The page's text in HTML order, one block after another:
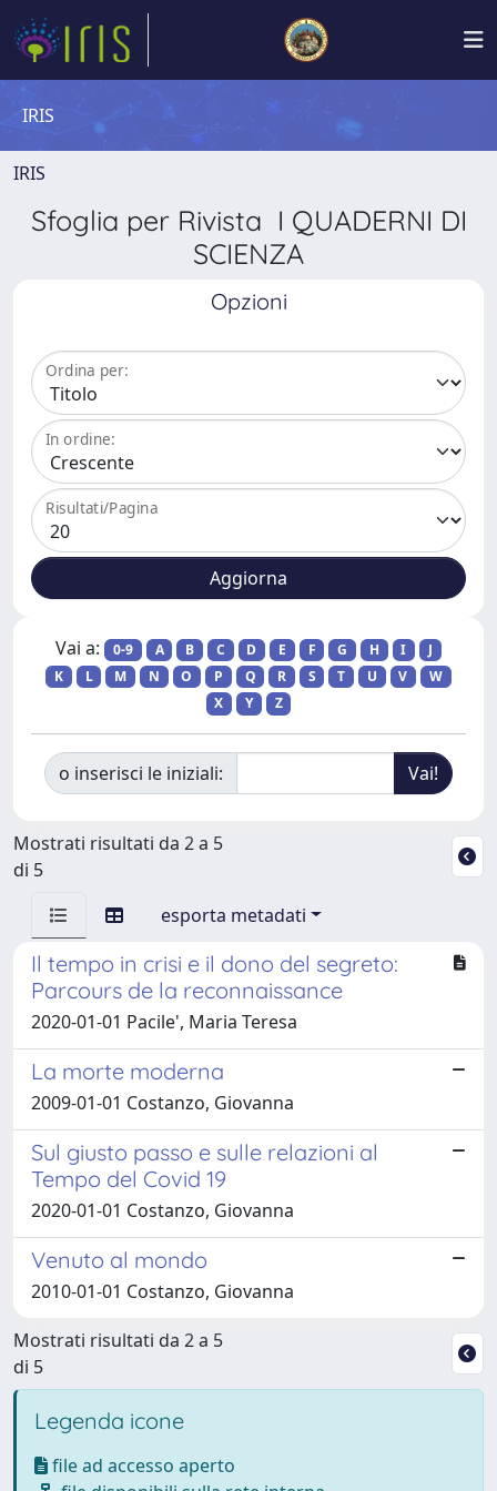
IRIS
IRIS
Sfoglia per Rivista I QUADERNI DI
SCIENZA
Opzioni
Ordina per:
In ordine:
Risultati/Pagina
Vai a: 0-9 A B C D E F G H I
J
K
L M N O P Q R S T U V
W
X
Y Z
o inserisci le iniziali:
Mostrati risultati da 2 a 5
di 5
esporta metadati
Il tempo in crisi e il dono del segreto:
Parcours de la reconnaissance
2020-01-01 Pacile', Maria Teresa
La morte moderna
2009-01-01 Costanzo, Giovanna
Sul giusto passo e sulle relazioni al
Tempo del Covid 19
2020-01-01 Costanzo, Giovanna
Venuto al mondo
2010-01-01 Costanzo, Giovanna
Mostrati risultati da 2 a 5
di 5
Legenda icone
file ad accesso aperto